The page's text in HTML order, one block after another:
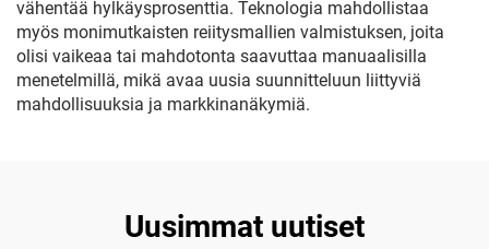
vähentää hylkäysprosenttia. Teknologia mahdollistaa
myös monimutkaisten reiitysmallien valmistuksen, joita
olisi vaikeaa tai mahdotonta saavuttaa manuaalisilla
menetelmillä, mikä avaa uusia suunnitteluun liittyviä
mahdollisuuksia ja markkinanäkymiä.
Uusimmat uutiset